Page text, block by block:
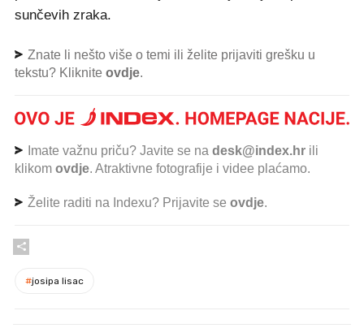
sunčevih zraka.
Znate li nešto više o temi ili želite prijaviti grešku u
tekstu? Kliknite ovdje.
Imate važnu priču? Javite se na desk@index.hr ili
klikom ovdje. Atraktivne fotografije i videe plaćamo.
Želite raditi na Indexu? Prijavite se ovdje.
#josipa lisac